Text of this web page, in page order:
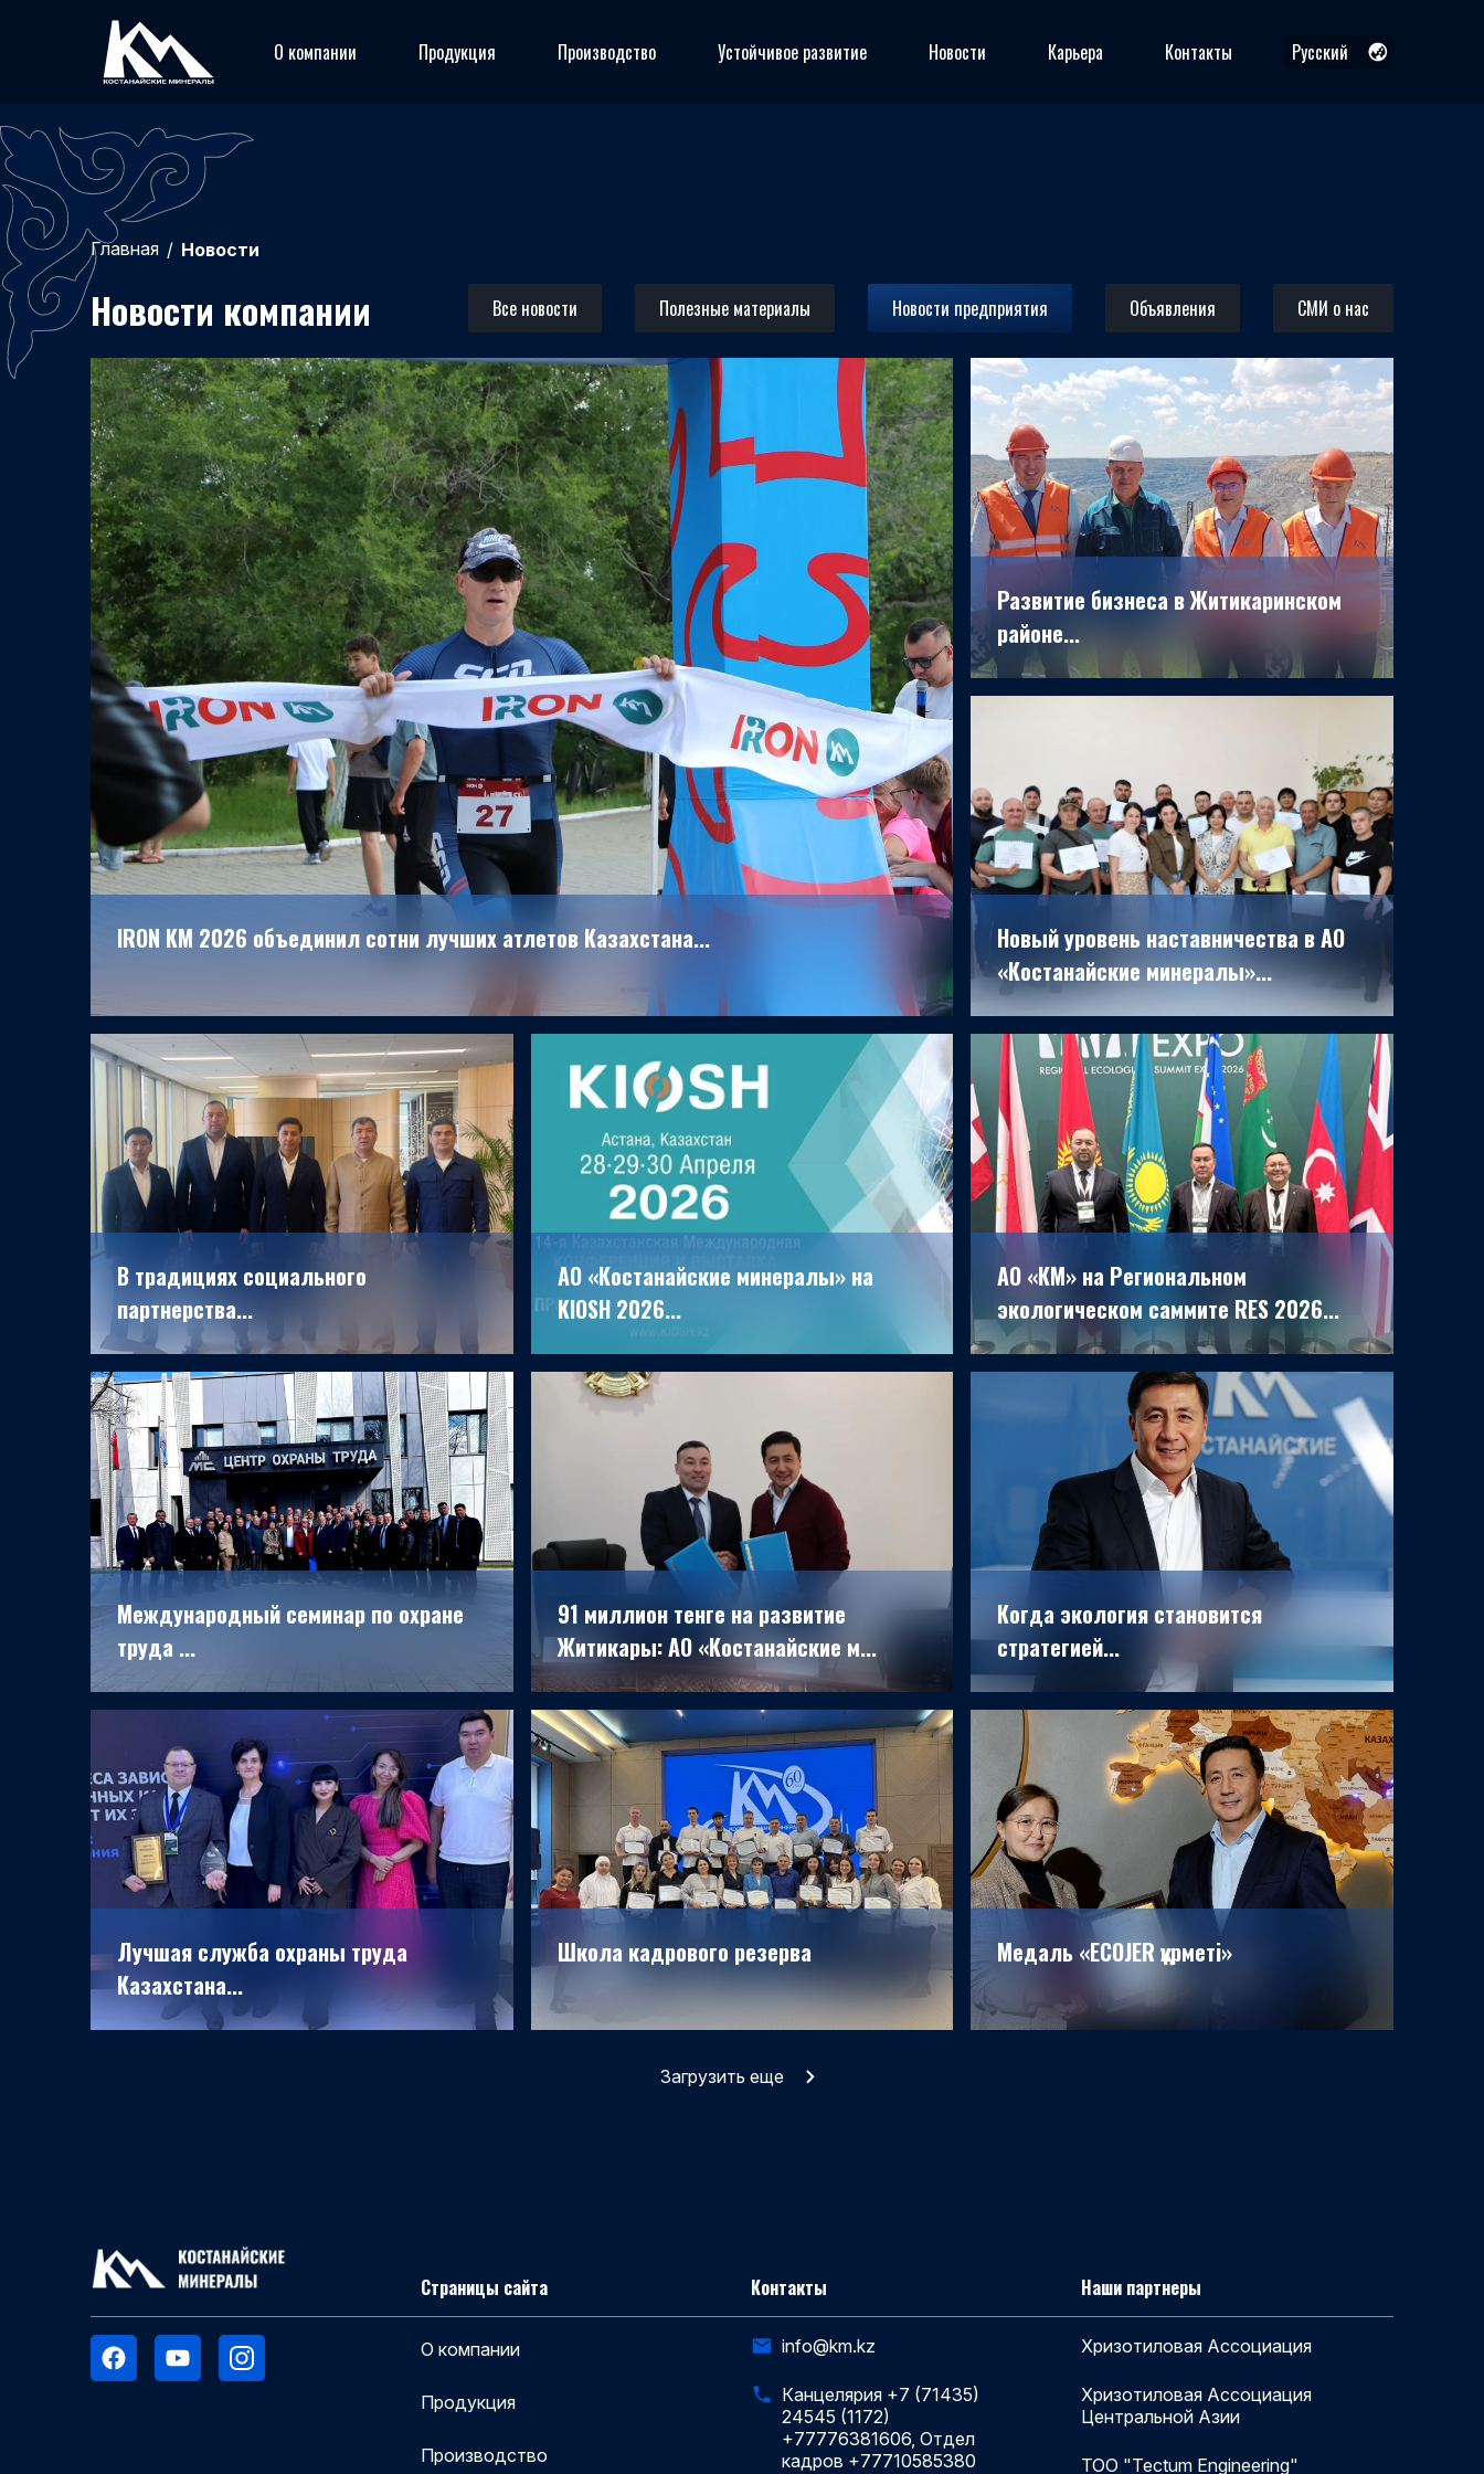
О компании Продукция Производство Устойчивое развитие Новости Карьера Контакты
Русский
Главная / Новости
Новости компании Все новости Полезные материалы Новости предприятия Объявления СМИ о нас
04.07.2026
IRON KM 2026 объединил сотни лучших атлетов Казахстана...
29.06.2026
Развитие бизнеса в Житикаринском
районе...
Новый уровень наставничества в АО
«Костанайские минералы»...
19.06.2026
В традициях социального
партнерства...
30.05.2026
АО «Костанайские минералы» на
KIOSH 2026...
27.04.2026
АО «КМ» на Региональном
экологическом саммите RES 2026...
16.04.2026
Международный семинар по охране
труда ...
22.01.2026
91 миллион тенге на развитие
Житикары: АО «Костанайские м...
Когда экология становится
стратегией...
18.11.2025
Лучшая служба охраны труда
Казахстана...
28.10.2025
Школа кадрового резерва
13.10.2025
Медаль «ECOJER құрметі»
Загрузить еще
Страницы сайта Контакты Наши партнеры
О компании
Продукция
Производство
info@km.kz
Канцелярия +7 (71435)
24545 (1172)
+77776381606, Отдел
кадров +77710585380
Хризотиловая Ассоциация
Хризотиловая Ассоциация
Центральной Азии
ТОО "Tectum Engineering"